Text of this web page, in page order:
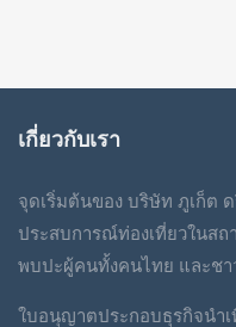
เกี่ยวกับเรา
จุดเริ่มต้นของ บริษัท ภูเก็ต
ประสบการณ์ท่องเที่ยวในสถ
พบปะผู้คนทั้งคนไทย และชา
ใบอนุญาตประกอบธุรกิจนำเ